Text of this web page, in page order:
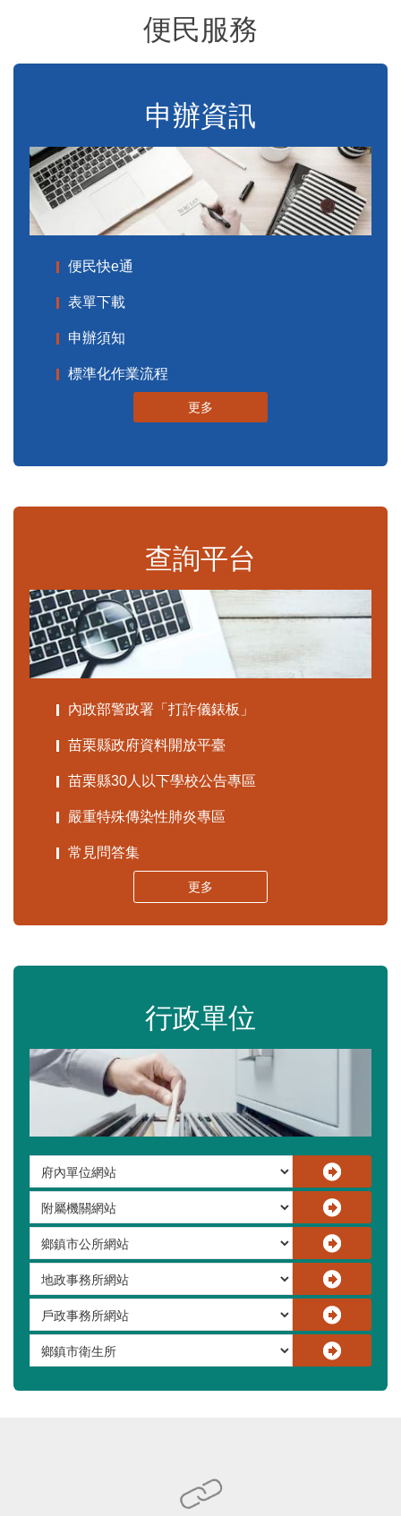
便民服務
申辦資訊
便民快e通
表單下載
申辦須知
標準化作業流程
更多
查詢平台
內政部警政署「打詐儀錶板」
苗栗縣政府資料開放平臺
苗栗縣30人以下學校公告專區
嚴重特殊傳染性肺炎專區
常見問答集
更多
行政單位